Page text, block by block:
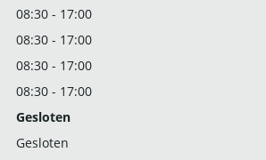
08:30 - 17:00
08:30 - 17:00
08:30 - 17:00
08:30 - 17:00
Gesloten
Gesloten